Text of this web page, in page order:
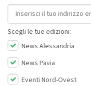
Indirizzo email
Scegli le tue edizioni:
News Alessandria
News Pavia
Eventi Nord-Ovest